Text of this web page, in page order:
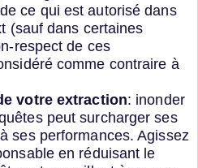
ce qui est autorisé dans
(sauf dans certaines
respect de ces
comme contraire à
votre extraction: inonder
peut surcharger ses
ses performances. Agissez
en réduisant le